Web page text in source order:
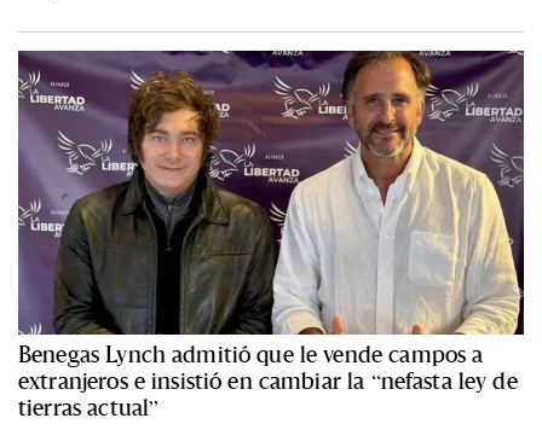
Benegas Lynch admitió que le vende campos a
extranjeros e insistió en cambiar la “nefasta ley de
tierras actual”